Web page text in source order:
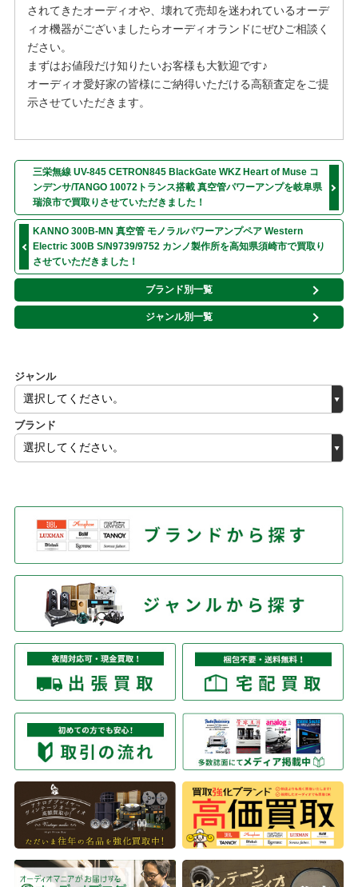
ジャンル
ブランド
されてきたオーディオや、壊れて売却を迷われているオーデ
ィオ機器がございましたらオーディオランドにぜひご相談く
ださい。
まずはお値段だけ知りたいお客様も大歓迎です♪
オーディオ愛好家の皆様にご納得いただける高額査定をご提
示させていただきます。
三栄無線 UV-845 CETRON845 BlackGate WKZ Heart of Muse コ
ンデンサ/TANGO 10072トランス搭載 真空管パワーアンプを岐阜県
瑞浪市で買取りさせていただきました！
KANNO 300B-MN 真空管 モノラルパワーアンプペア Western
Electric 300B S/N9739/9752 カンノ製作所を高知県須崎市で買取り
させていただきました！
ブランド別一覧
ジャンル別一覧